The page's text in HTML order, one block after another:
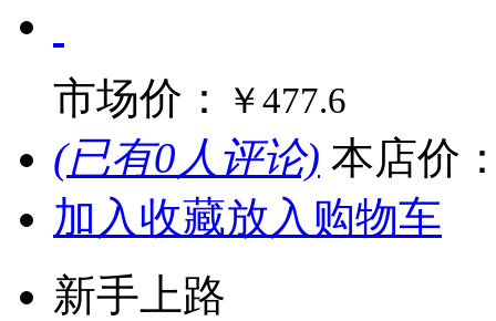
市场价： ￥477.6
(已有0人评论) 本店价
加入收藏放入购物车
新手上路